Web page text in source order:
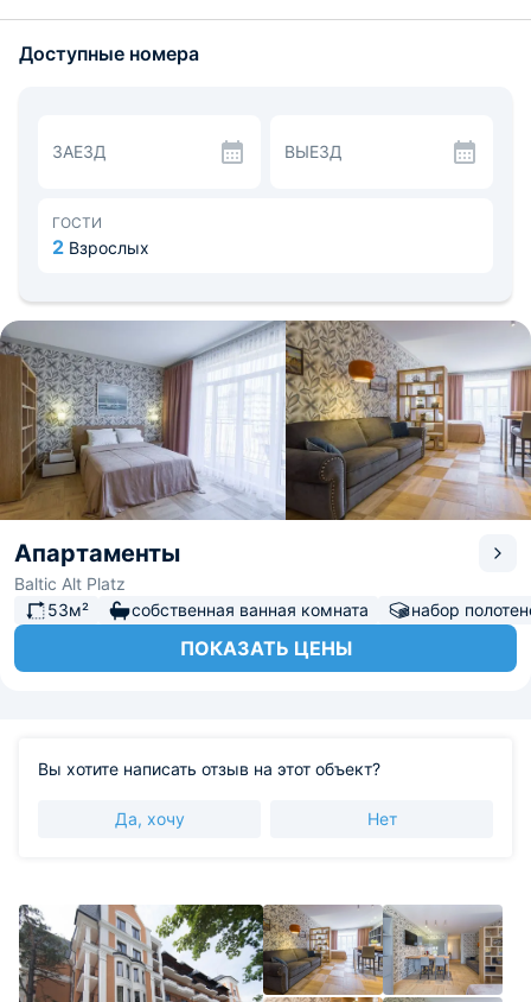
комнате есть душ и гигиенические принадлежности, в
для приготовления еды, кроме того имеется обеденная
зона. Поблизости разместились кафе и рестораны, а
погулять. До пляжа всего 5 минут пешком. Расстояние
до аэропорта Храброво составляет 40 км, а до
Доступные номера
ЗАЕЗД ВЫЕЗД
ГОСТИ
2 Взрослых
Апартаменты
Baltic Alt Platz
53м²
собственная ванная комната набор
ПОКАЗАТЬ ЦЕНЫ
Вы хотите написать отзыв на этот объект?
Да, хочу Нет